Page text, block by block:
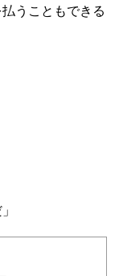
うこともできる